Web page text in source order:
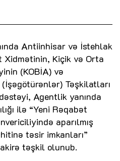
Antiinhisar və İstehlak
Xidmətinin, Kiçik və Orta
(KOBİA) və
Təşkilatları
Agentlik yanında
ilə “Yeni Rəqabət
aparılmış
təsir imkanları”
təşkil olunub.